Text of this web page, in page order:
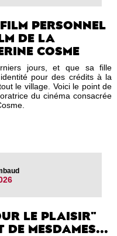
PERSONNEL
DE LA
COSME
jours, et que sa fille
pour des crédits à la
le village. Voici le point de
du cinéma consacrée
LE PLAISIR"
DE MESDAMES...